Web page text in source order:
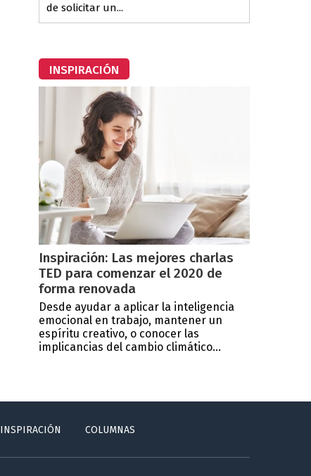
de solicitar un...
INSPIRACIÓN
Inspiración: Las mejores charlas
TED para comenzar el 2020 de
forma renovada
Desde ayudar a aplicar la inteligencia
emocional en trabajo, mantener un
espíritu creativo, o conocer las
implicancias del cambio climático...
INSPIRACIÓN COLUMNAS